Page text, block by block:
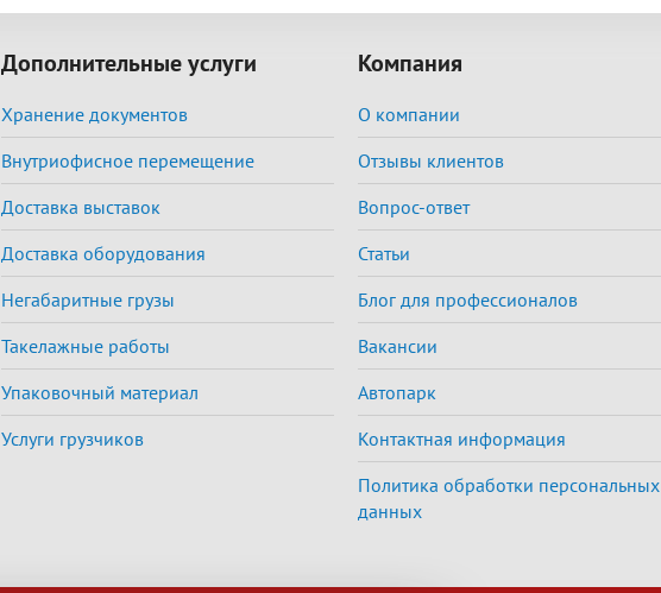
Дополнительные услуги
Хранение документов
Внутриофисное перемещение
Доставка выставок
Доставка оборудования
Негабаритные грузы
Такелажные работы
Упаковочный материал
Услуги грузчиков
Компания
О компании
Отзывы клиентов
Вопрос-ответ
Статьи
Блог для профессионалов
Вакансии
Автопарк
Контактная информация
Политика обработки персональных
данных